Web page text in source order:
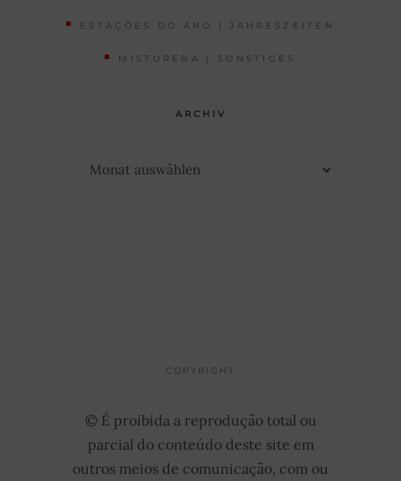
ESTAÇÕES DO ANO | JAHRESZEITEN
MISTUREBA | SONSTIGES
ARCHIV
COPYRIGHT
© É proibida a reprodução total ou
parcial do conteúdo deste site em
outros meios de comunicação, com ou